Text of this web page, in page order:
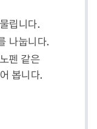
립니다.
나눕니다.
펜 같은
봅니다.